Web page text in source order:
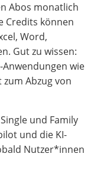
Abos monatlich
Credits können
Word,
Gut zu wissen:
wie
Abzug von
und Family
und die KI-
Nutzer*innen